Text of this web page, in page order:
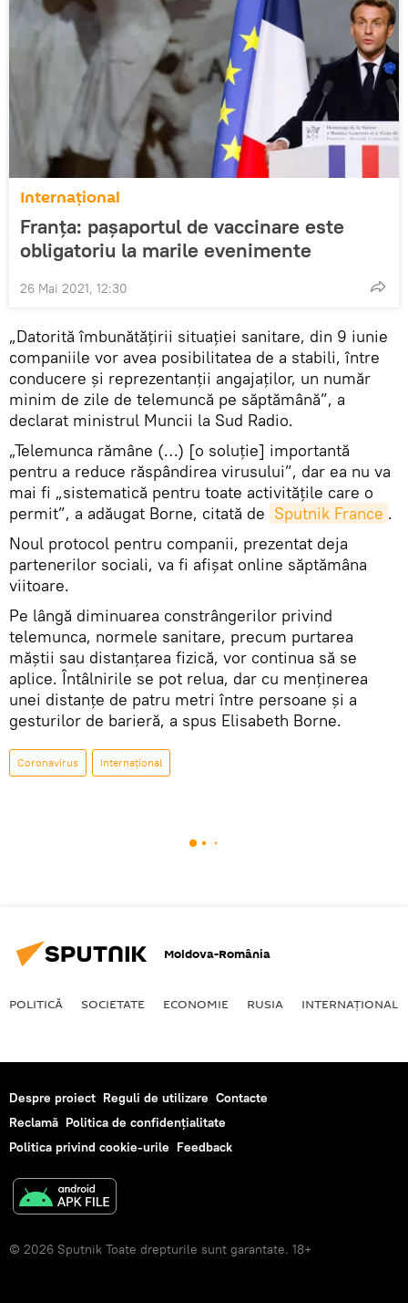
Internaţional
Franța: pașaportul de vaccinare este
obligatoriu la marile evenimente
26 Mai 2021, 12:30
„Datorită îmbunătățirii situației sanitare, din 9 iunie
companiile vor avea posibilitatea de a stabili, între
conducere și reprezentanții angajaților, un număr
minim de zile de telemuncă pe săptămână”, a
declarat ministrul Muncii la Sud Radio.
„Telemunca rămâne (…) [o soluţie] importantă
pentru a reduce răspândirea virusului”, dar ea nu va
mai fi „sistematică pentru toate activitățile care o
permit”, a adăugat Borne, citată de Sputnik France .
Noul protocol pentru companii, prezentat deja
partenerilor sociali, va fi afişat online săptămâna
viitoare.
Pe lângă diminuarea constrângerilor privind
telemunca, normele sanitare, precum purtarea
măștii sau distanțarea fizică, vor continua să se
aplice. Întâlnirile se pot relua, dar cu menţinerea
unei distanţe de patru metri între persoane și a
gesturilor de barieră, a spus Elisabeth Borne.
Coronavirus Internaţional
Moldova-România
POLITICĂ SOCIETATE ECONOMIE RUSIA INTERNAŢIONAL
Despre proiect Reguli de utilizare Contacte
Reclamă Politica de confidențialitate
Politica privind cookie-urile Feedback
© 2026 Sputnik Toate drepturile sunt garantate. 18+